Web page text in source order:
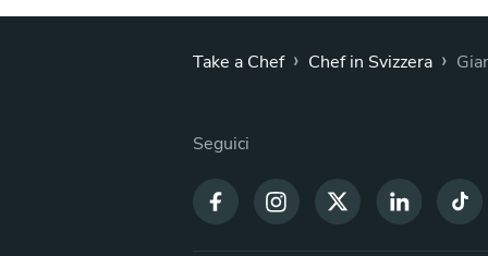
Take a Chef › Chef in Svizzera ›
Seguici